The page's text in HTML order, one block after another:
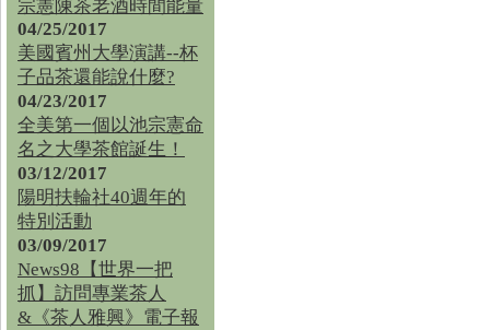
宗憲陳茶老酒時間能量
04/25/2017
美國賓州大學演講--杯
子品茶還能說什麼?
04/23/2017
全美第一個以池宗憲命
名之大學茶館誕生！
03/12/2017
陽明扶輪社40週年的
特別活動
03/09/2017
News98【世界一把
抓】訪問專業茶人
&《茶人雅興》電子報